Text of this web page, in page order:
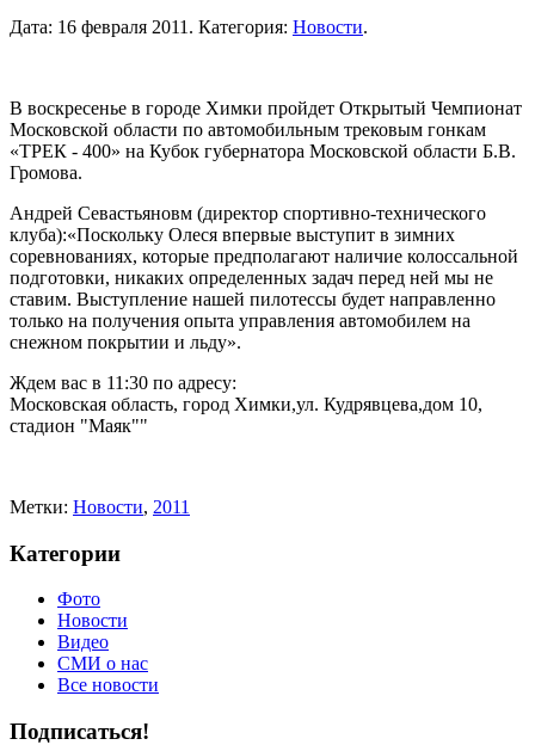
Дата: 16 февраля 2011 . Категория: Новости.
В воскресенье в городе Химки пройдет Открытый Чемпионат
Московской области по автомобильным трековым гонкам
«ТРЕК - 400» на Кубок губернатора Московской области Б.В.
Громова.
Андрей Севастьяновм (директор спортивно-технического
клуба):«Поскольку Олеся впервые выступит в зимних
соревнованиях, которые предполагают наличие колоссальной
подготовки, никаких определенных задач перед ней мы не
ставим. Выступление нашей пилотессы будет направленно
только на получения опыта управления автомобилем на
снежном покрытии и льду».
Ждем вас в 11:30 по адресу:
Московская область, город Химки,ул. Кудрявцева,дом 10,
стадион "Маяк""
Метки: Новости, 2011
Категории
Фото
Новости
Видео
СМИ о нас
Все новости
Подписаться!